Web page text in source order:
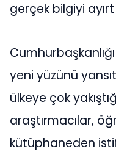
gerçek bilgiyi
yeni yüzünü
ülkeye çok
araştırmacılar,
kütüphaneden